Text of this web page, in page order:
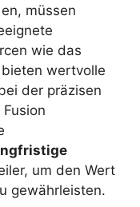
müssen
wie das
bieten wertvolle
der präzisen
um den Wert
gewährleisten.